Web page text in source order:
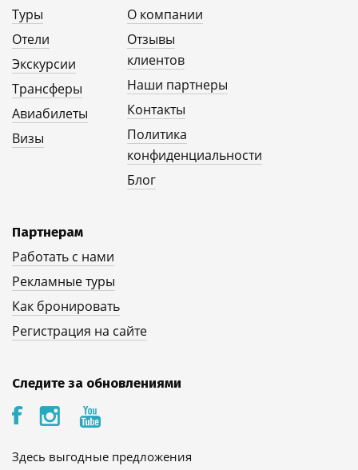
Туры
Отели
Экскурсии
Трансферы
Авиабилеты
Визы
О компании
Отзывы
клиентов
Наши партнеры
Контакты
Политика
конфиденциальности
Блог
Партнерам
Работать с нами
Рекламные туры
Как бронировать
Регистрация на сайте
Следите за обновлениями
Здесь выгодные предложения